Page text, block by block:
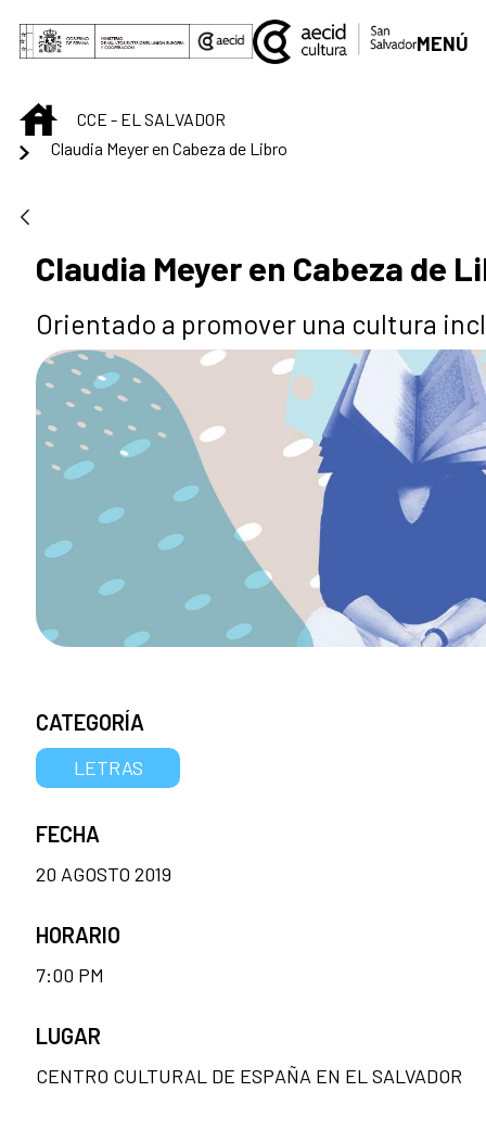
Saltar al contenido principal
MENÚ
INICIOCCE - EL SALVADOR
Claudia Meyer en Cabeza de Libro
Claudia Meyer en Cabeza de
Orientado a promover una cultura
CATEGORÍA
LETRAS
FECHA
20 AGOSTO 2019
HORARIO
7:00 PM
LUGAR
CENTRO CULTURAL DE ESPAÑA EN EL SALVADOR